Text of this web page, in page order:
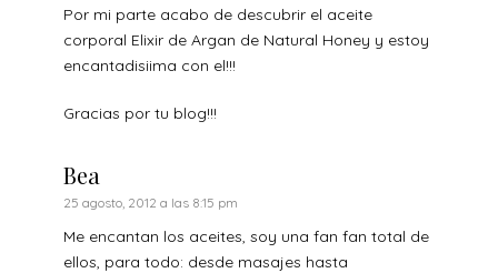
Por mi parte acabo de descubrir el aceite
corporal Elixir de Argan de Natural Honey y estoy
encantadisiima con el!!!
Gracias por tu blog!!!
Bea
25 agosto, 2012 a las 8:15 pm
Me encantan los aceites, soy una fan fan total de
ellos, para todo: desde masajes hasta